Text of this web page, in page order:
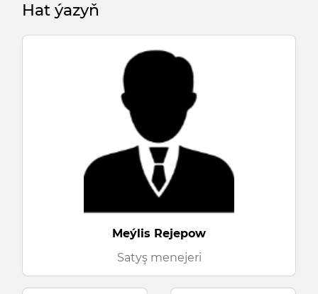
Hat ýazyň
Meýlis Rejepow
Satyş menejeri